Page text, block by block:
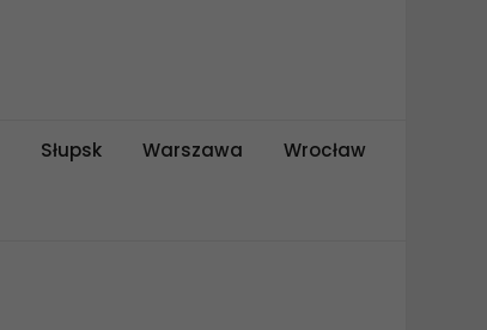
Słupsk Warszawa Wrocław